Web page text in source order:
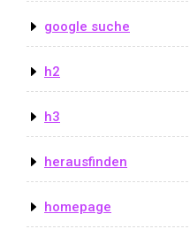
google suche
h2
h3
herausfinden
homepage